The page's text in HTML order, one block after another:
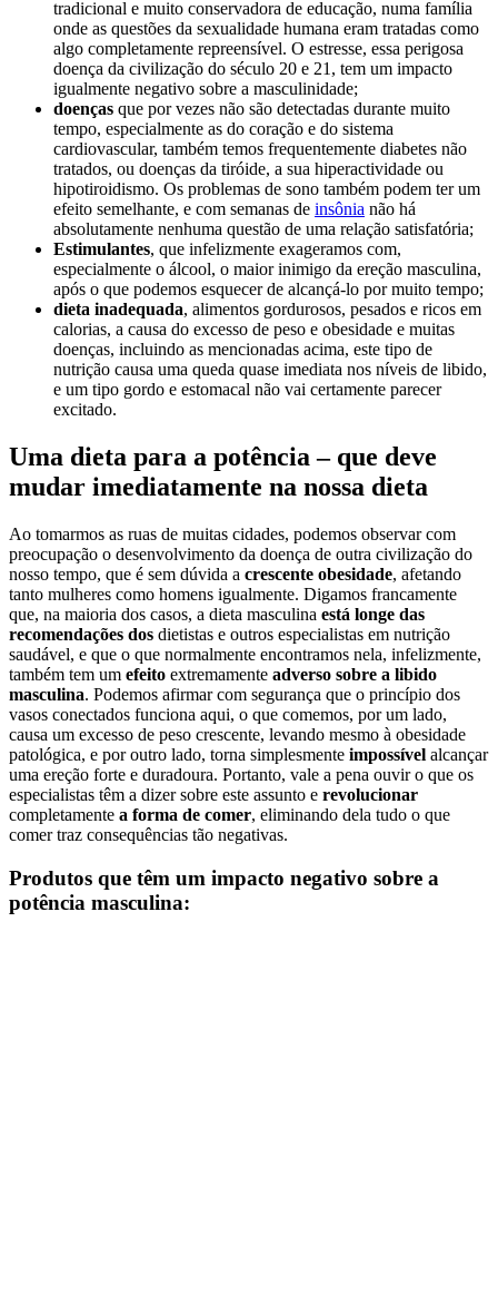
tradicional e muito conservadora de educação, numa família
onde as questões da sexualidade humana eram tratadas como
algo completamente repreensível. O estresse, essa perigosa
doença da civilização do século 20 e 21, tem um impacto
igualmente negativo sobre a masculinidade;
doenças que por vezes não são detectadas durante muito
tempo, especialmente as do coração e do sistema
cardiovascular, também temos frequentemente diabetes não
tratados, ou doenças da tiróide, a sua hiperactividade ou
hipotiroidismo. Os problemas de sono também podem ter um
efeito semelhante, e com semanas de insônia não há
absolutamente nenhuma questão de uma relação satisfatória;
Estimulantes, que infelizmente exageramos com,
especialmente o álcool, o maior inimigo da ereção masculina,
após o que podemos esquecer de alcançá-lo por muito tempo;
dieta inadequada, alimentos gordurosos, pesados e ricos em
calorias, a causa do excesso de peso e obesidade e muitas
doenças, incluindo as mencionadas acima, este tipo de
nutrição causa uma queda quase imediata nos níveis de libido,
e um tipo gordo e estomacal não vai certamente parecer
excitado.
Uma dieta para a potência – que deve
mudar imediatamente na nossa dieta
Ao tomarmos as ruas de muitas cidades, podemos observar com
preocupação o desenvolvimento da doença de outra civilização do
nosso tempo, que é sem dúvida a crescente obesidade, afetando
tanto mulheres como homens igualmente. Digamos francamente
que, na maioria dos casos, a dieta masculina está longe das
recomendações dos dietistas e outros especialistas em nutrição
saudável, e que o que normalmente encontramos nela, infelizmente,
também tem um efeito extremamente adverso sobre a libido
masculina. Podemos afirmar com segurança que o princípio dos
vasos conectados funciona aqui, o que comemos, por um lado,
causa um excesso de peso crescente, levando mesmo à obesidade
patológica, e por outro lado, torna simplesmente impossível alcançar
uma ereção forte e duradoura. Portanto, vale a pena ouvir o que os
especialistas têm a dizer sobre este assunto e revolucionar
completamente a forma de comer, eliminando dela tudo o que
comer traz consequências tão negativas.
Produtos que têm um impacto negativo sobre a
potência masculina: